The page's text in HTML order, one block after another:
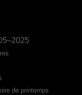
de printemps